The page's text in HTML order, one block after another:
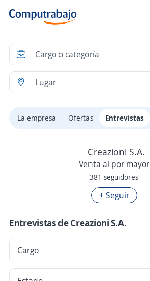
La empresa Ofertas Entrevistas
Creazioni S.A.
Venta al por mayor
381 seguidores
+ Seguir
Entrevistas de Creazioni S.A.